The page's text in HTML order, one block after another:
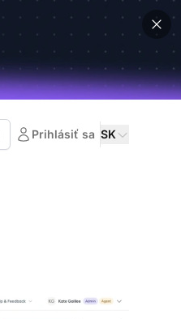
Prihlásiť sa SK